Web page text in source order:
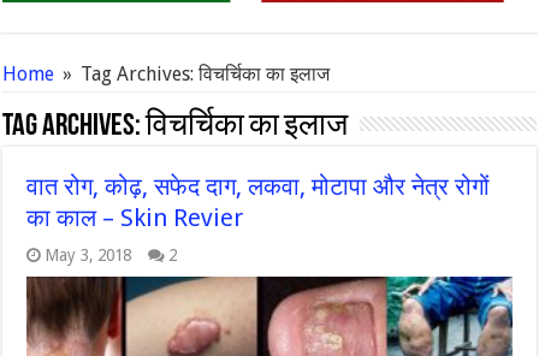
Home » Tag Archives: विचर्चिका का इलाज
Tag Archives:विचर्चिका का इलाज
वात रोग, कोढ़, सफेद दाग, लकवा, मोटापा और नेत्र रोगों
का काल – Skin Revier
May 3, 2018 2